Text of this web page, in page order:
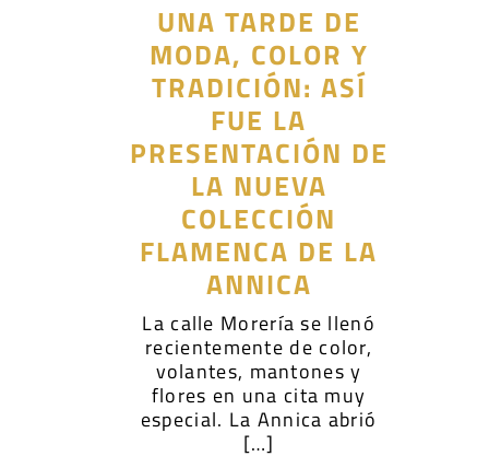
UNA TARDE DE
MODA, COLOR Y
TRADICIÓN: ASÍ
FUE LA
PRESENTACIÓN DE
LA NUEVA
COLECCIÓN
FLAMENCA DE LA
ANNICA
La calle Morería se llenó
recientemente de color,
volantes, mantones y
flores en una cita muy
especial. La Annica abrió
[…]